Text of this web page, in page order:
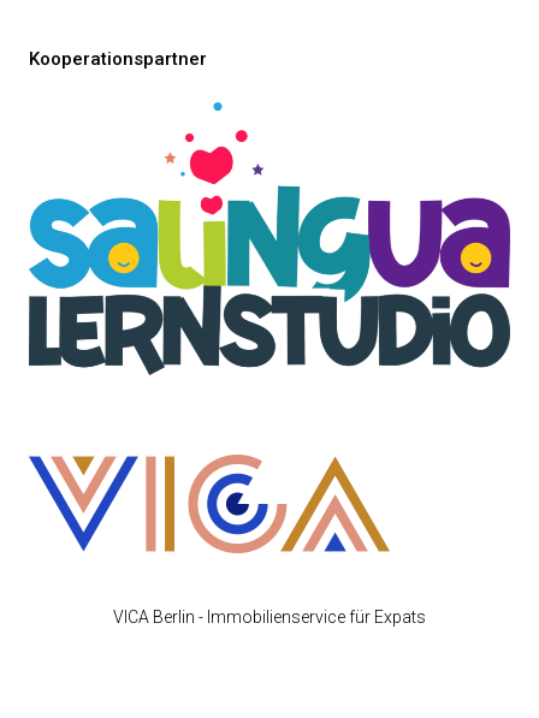
Kooperationspartner
VICA Berlin - Immobilienservice für Expats